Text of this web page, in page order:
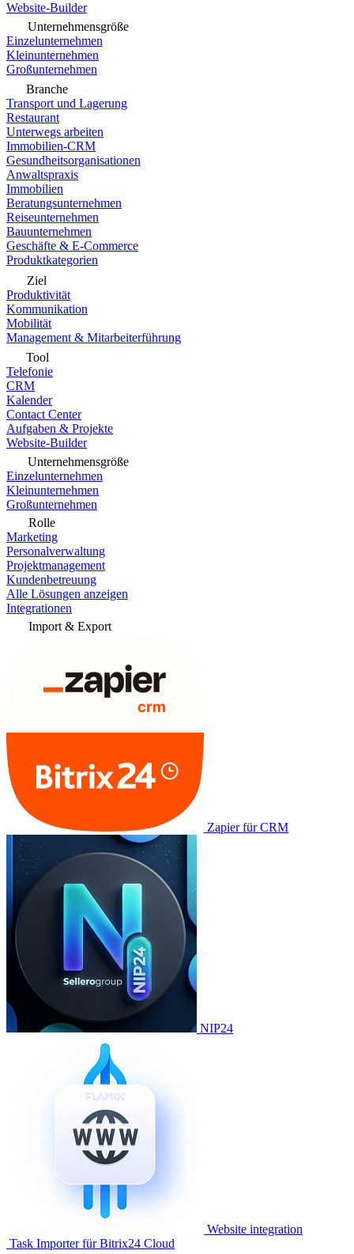
Website-Builder
Unternehmensgröße
Einzelunternehmen
Kleinunternehmen
Großunternehmen
Branche
Transport und Lagerung
Restaurant
Unterwegs arbeiten
Immobilien-CRM
Gesundheitsorganisationen
Anwaltspraxis
Immobilien
Beratungsunternehmen
Reiseunternehmen
Bauunternehmen
Geschäfte & E-Commerce
Produktkategorien
Ziel
Produktivität
Kommunikation
Mobilität
Management & Mitarbeiterführung
Tool
Telefonie
CRM
Kalender
Contact Center
Aufgaben & Projekte
Website-Builder
Unternehmensgröße
Einzelunternehmen
Kleinunternehmen
Großunternehmen
Rolle
Marketing
Personalverwaltung
Projektmanagement
Kundenbetreuung
Alle Lösungen anzeigen
Integrationen
Import & Export
Zapier für CRM
NIP24
Website integration
Task Importer für Bitrix24 Cloud